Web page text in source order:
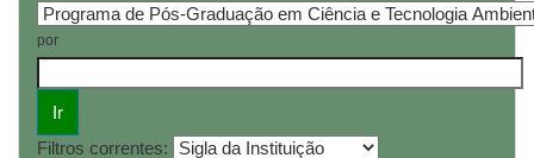
por
Filtros correntes: